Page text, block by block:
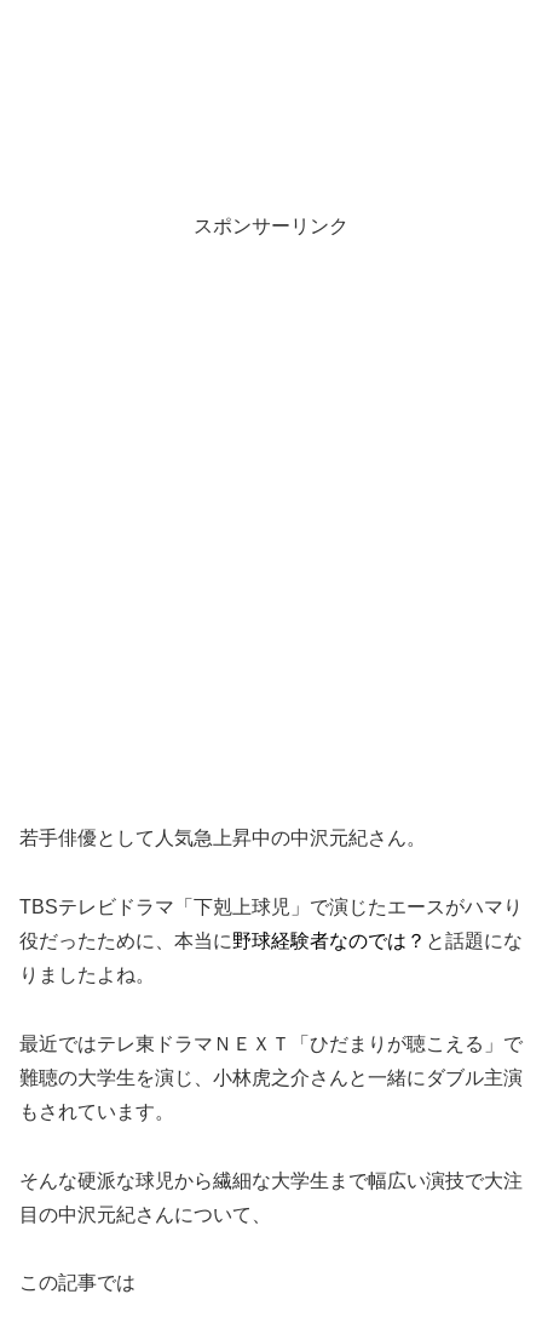
スポンサーリンク
若手俳優として人気急上昇中の中沢元紀さん。
TBSテレビドラマ「下剋上球児」で演じたエースがハマり
役だったために、本当に野球経験者なのでは？ と話題にな
りましたよね。
最近ではテレ東ドラマＮＥＸＴ「ひだまりが聴こえる」で
難聴の大学生を演じ、小林虎之介さんと一緒にダブル主演
もされています。
そんな硬派な球児から繊細な大学生まで幅広い演技で大注
目の中沢元紀さんについて、
この記事では